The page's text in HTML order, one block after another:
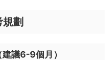
劃
議6-9個月）